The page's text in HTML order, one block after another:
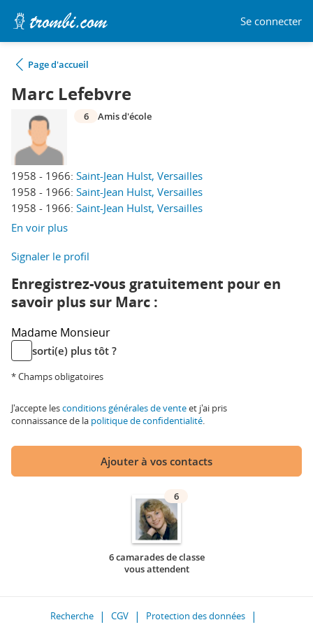
Se connecter
Page d'accueil
Marc Lefebvre
1958 - 1966: Saint-Jean Hulst, Versailles
1958 - 1966: Saint-Jean Hulst, Versailles
1958 - 1966: Saint-Jean Hulst, Versailles
En voir plus
6 Amis d'école
Signaler le profil
Enregistrez-vous gratuitement pour en
savoir plus sur Marc :
Madame Monsieur
sorti(e) plus tôt ?
* Champs obligatoires
J'accepte lesconditions générales de venteet j'ai pris
connaissance de la politique de confidentialité.
Ajouter à vos contacts
6
6 camarades de classe
vous attendent
Recherche CGV
Protection des données